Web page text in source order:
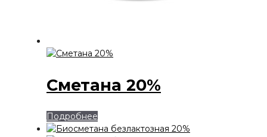
Сметана 20%
Подробнее